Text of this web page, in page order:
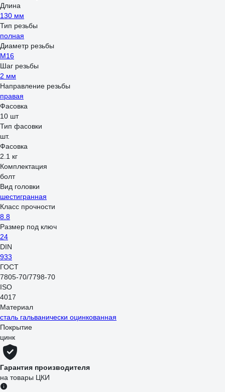
Длина
130 мм
Тип резьбы
полная
Диаметр резьбы
М16
Шаг резьбы
2 мм
Направление резьбы
правая
Фасовка
10 шт
Тип фасовки
шт.
Фасовка
2.1 кг
Комплектация
болт
Вид головки
шестигранная
Класс прочности
8.8
Размер под ключ
24
DIN
933
ГОСТ
7805-70/7798-70
ISO
4017
Материал
сталь гальванически оцинкованная
Покрытие
цинк
Гарантия производителя
на товары ЦКИ